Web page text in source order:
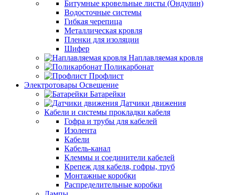
Битумные кровельные листы (Ондулин)
Водосточные системы
Гибкая черепица
Металлическая кровля
Пленки для изоляции
Шифер
Наплавляемая кровля
Поликарбонат
Профлист
Электротовары Освещение
Батарейки
Датчики движения
Кабели и системы прокладки кабеля
Гофра и трубы для кабелей
Изолента
Кабели
Кабель-канал
Клеммы и соединители кабелей
Крепеж для кабеля, гофры, труб
Монтажные коробки
Распределительные коробки